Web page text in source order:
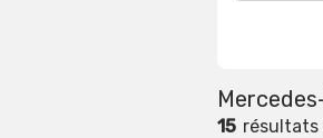
15 résultats